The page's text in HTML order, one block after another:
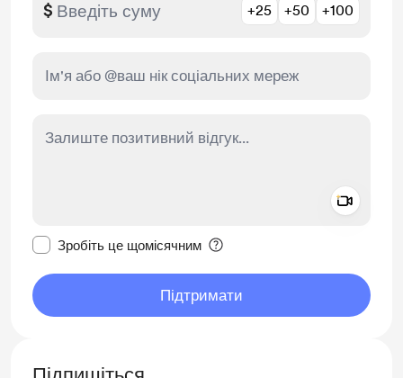
$ +25 +50 +100
Зробіть це щомісячним
Підтримати